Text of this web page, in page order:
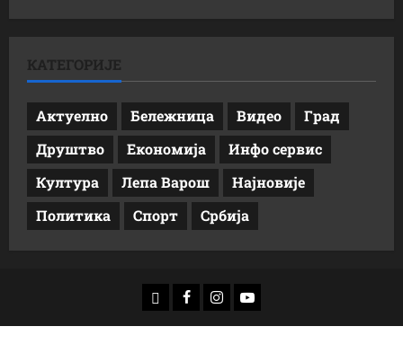
КАТЕГОРИЈЕ
Актуелно Бележница Видео
Град
Друштво
Економија
Инфо сервис
Култура
Лепа Варош
Најновије
Политика
Спорт Србија
доwнлоад
Фацебоок
Инстаграм
Yоутубе